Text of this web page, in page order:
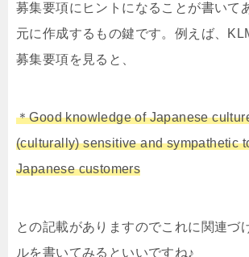
募集要項にヒントになることが書いて
元に作成するもの鍵です。例えば、
募集要項を見ると、
＊Good knowledge of Japanese
(culturally) sensitive and sympathetic
Japanese customers
との記載がありますのでこれに関連づ
ルを書いてみるといいですね♪